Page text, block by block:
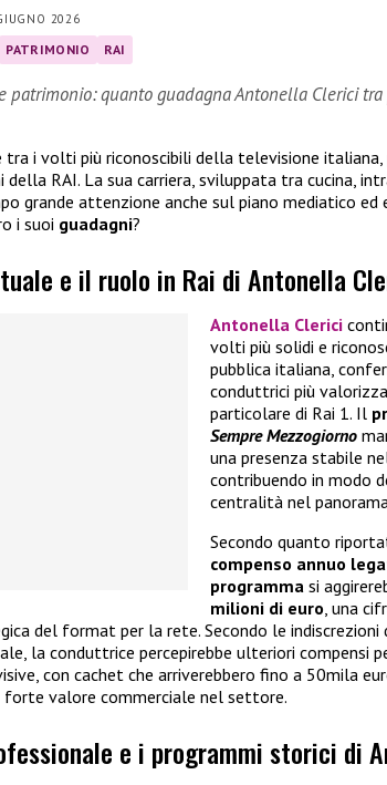
2026
PATRIMONIO RAI
patrimonio: quanto guadagna Antonella Clerici
tra i volti più riconoscibili della televisione italiana,
della RAI. La sua carriera, sviluppata tra cucina,
grande attenzione anche sul piano mediatico ed
i suoi guadagni?
e il ruolo in Rai di Antonella
Antonella Clerici
volti più solidi e
pubblica italiana,
conduttrici più
particolare di Rai 1. Il
Sempre Mezzogiorno
una presenza stabile
contribuendo in modo
centralità nel
Secondo quanto
compenso annuo
programma si
milioni di euro, una
del format per la rete. Secondo le
la conduttrice percepirebbe ulteriori compensi
con cachet che arriverebbero fino a 50mila
valore commerciale nel settore.
e i programmi storici di